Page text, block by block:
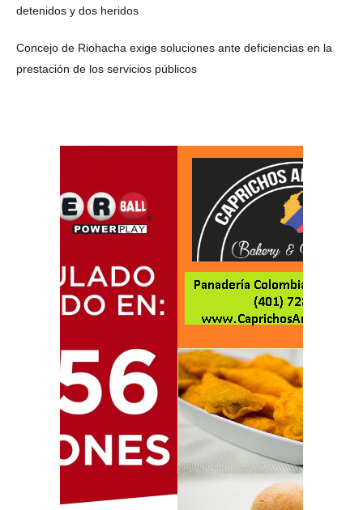
detenidos y dos heridos
Concejo de Riohacha exige soluciones ante deficiencias en la
prestación de los servicios públicos